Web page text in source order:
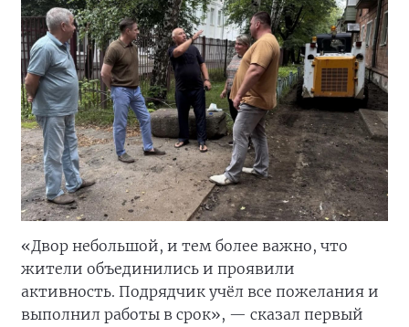
«Двор небольшой, и тем более важно, что
жители объединились и проявили
активность. Подрядчик учёл все пожелания и
выполнил работы в срок», — сказал первый